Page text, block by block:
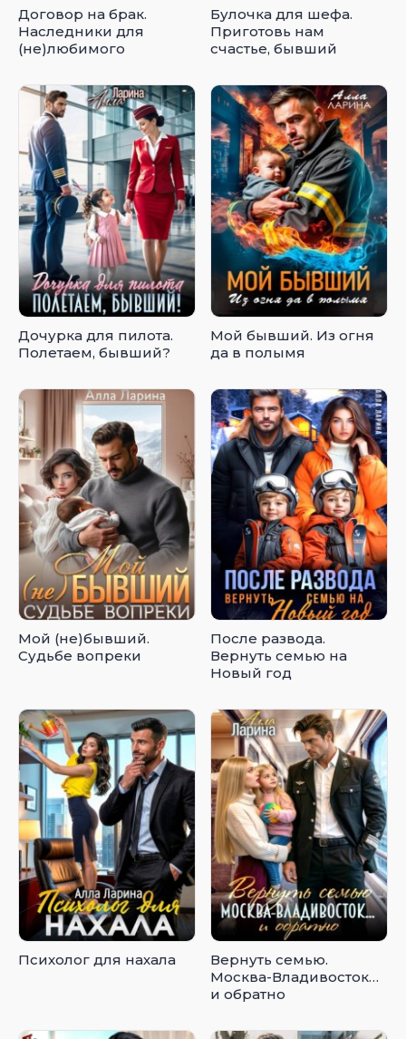
Договор на брак.
Наследники для
(не)любимого
Булочка для шефа.
Приготовь нам
счастье, бывший
Дочурка для пилота.
Полетаем, бывший?
Мой бывший. Из огня
да в полымя
Мой (не)бывший.
Судьбе вопреки
После развода.
Вернуть семью на
Новый год
Психолог для нахала
Вернуть семью.
Москва-Владивосток…
и обратно